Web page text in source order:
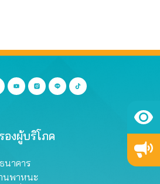
องผู้บริโภค
นาคาร
นพาหนะ